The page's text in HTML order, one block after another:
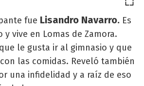
fue Lisandro Navarro. Es
y vive en Lomas de Zamora.
le gusta ir al gimnasio y que
las comidas. Reveló también
una infidelidad y a raíz de eso